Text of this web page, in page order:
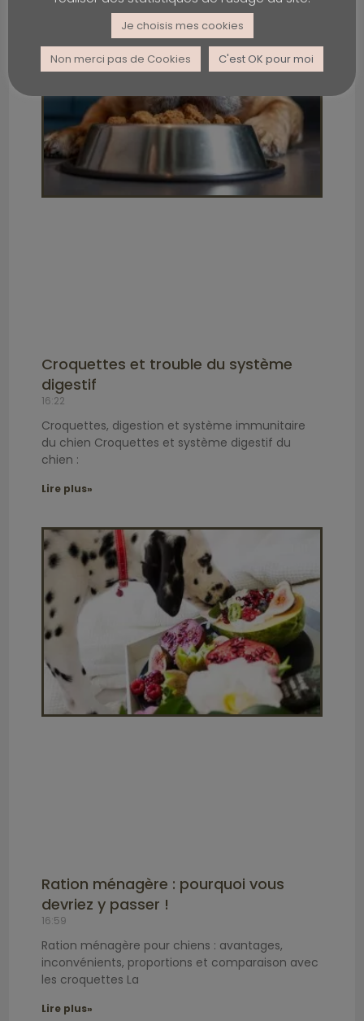
Croquettes et trouble du système
digestif
16:22
Croquettes, digestion et système immunitaire
du chien Croquettes et système digestif du
chien :
Lire plus»
Ration ménagère : pourquoi vous
devriez y passer !
16:59
Ration ménagère pour chiens : avantages,
inconvénients, proportions et comparaison avec
les croquettes La
Lire plus»
Je choisis mes cookies
Non merci pas de Cookies C'est OK pour moi